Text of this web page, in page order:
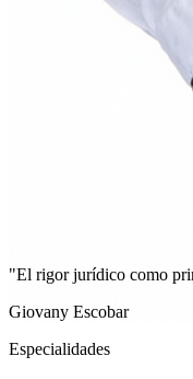
"El rigor jurídico como
Giovany Escobar
Especialidades